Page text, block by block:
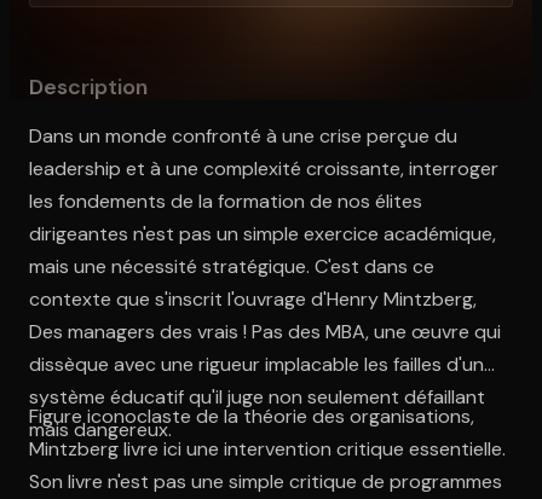
Description
Dans un monde confronté à une crise perçue du
leadership et à une complexité croissante, interroger
les fondements de la formation de nos élites
dirigeantes n'est pas un simple exercice académique,
mais une nécessité stratégique. C'est dans ce
contexte que s'inscrit l'ouvrage d'Henry Mintzberg,
Des managers des vrais ! Pas des MBA, une œuvre qui
dissèque avec une rigueur implacable les failles d'un
système éducatif qu'il juge non seulement défaillant
mais dangereux.
Figure iconoclaste de la théorie des organisations,
Mintzberg livre ici une intervention critique essentielle.
Son livre n'est pas une simple critique de programmes